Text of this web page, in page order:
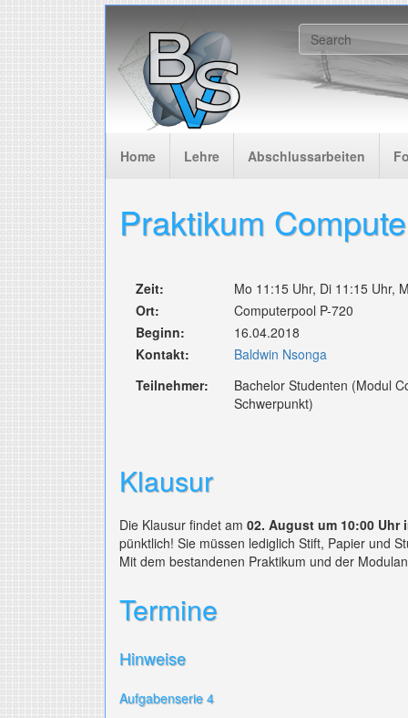
Search
Home Lehre Abschlussarbeiten
Praktikum
Zeit:
Mo 11:15 Uhr, Di 11:15 Uhr,
Ort:
Computerpool P-720
Beginn:
16.04.2018
Kontakt:
Baldwin Nsonga
Teilnehmer:
Bachelor Studenten (Modul
Schwerpunkt)
Klausur
Die Klausur findet am 02. August um 10:00 Uhr
pünktlich! Sie müssen lediglich Stift, Papier und
Mit dem bestandenen Praktikum und der
Termine
Hinweise
Aufgabenserie 4